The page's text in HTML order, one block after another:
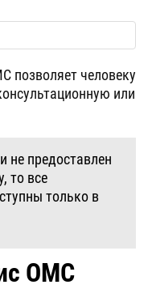
позволяет человеку
или
не предоставлен
то все
только в
ОМС